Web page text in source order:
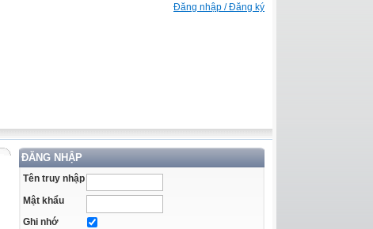
Đăng nhập / Đăng ký
ĐĂNG NHẬP
Tên truy nhập
Mật khẩu
Ghi nhớ